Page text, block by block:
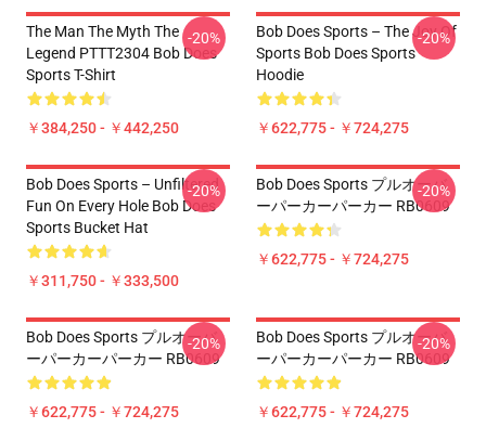
The Man The Myth The
Legend PTTT2304 Bob Does
Sports T-Shirt
￥384,250 - ￥442,250
-20%
Bob Does Sports – The Joy Of
Sports Bob Does Sports
Hoodie
￥622,775 - ￥724,275
-20%
Bob Does Sports – Unfiltered
Fun On Every Hole Bob Does
Sports Bucket Hat
￥311,750 - ￥333,500
-20%
Bob Does Sports プルオーバ
ーパーカーパーカー RB0609
￥622,775 - ￥724,275
-20%
Bob Does Sports プルオーバ
ーパーカーパーカー RB0609
￥622,775 - ￥724,275
-20%
Bob Does Sports プルオーバ
ーパーカーパーカー RB0609
￥622,775 - ￥724,275
-20%